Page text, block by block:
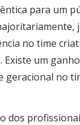
para um
no time
um
geracional no
dos